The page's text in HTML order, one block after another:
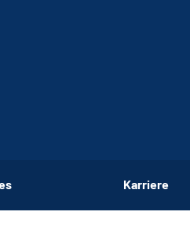
Karriere